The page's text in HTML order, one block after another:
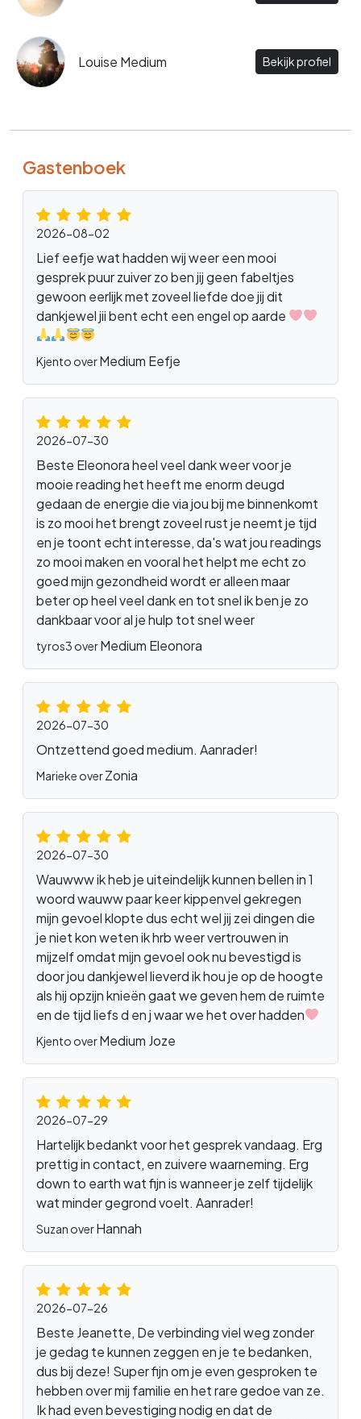
Louise Medium Bekijk profiel
Gastenboek
2026-08-02
Lief eefje wat hadden wij weer een mooi
gesprek puur zuiver zo ben jij geen fabeltjes
gewoon eerlijk met zoveel liefde doe jij dit
dankjewel jii bent echt een engel op aarde
Kjento overMedium Eefje
2026-07-30
Beste Eleonora heel veel dank weer voor je
mooie reading het heeft me enorm deugd
gedaan de energie die via jou bij me binnenkomt
is zo mooi het brengt zoveel rust je neemt je tijd
en je toont echt interesse, da's wat jou readings
zo mooi maken en vooral het helpt me echt zo
goed mijn gezondheid wordt er alleen maar
beter op heel veel dank en tot snel ik ben je zo
dankbaar voor al je hulp tot snel weer
tyros3 overMedium Eleonora
2026-07-30
Ontzettend goed medium. Aanrader!
Marieke overZonia
2026-07-30
Wauwww ik heb je uiteindelijk kunnen bellen in 1
woord wauww paar keer kippenvel gekregen
mijn gevoel klopte dus echt wel jij zei dingen die
je niet kon weten ik hrb weer vertrouwen in
mijzelf omdat mijn gevoel ook nu bevestigd is
door jou dankjewel lieverd ik hou je op de hoogte
als hij opzijn knieën gaat we geven hem de ruimte
en de tijd liefs d en j waar we het over hadden
Kjento overMedium Joze
2026-07-29
Hartelijk bedankt voor het gesprek vandaag. Erg
prettig in contact, en zuivere waarneming. Erg
down to earth wat fijn is wanneer je zelf tijdelijk
wat minder gegrond voelt. Aanrader!
Suzan overHannah
2026-07-26
Beste Jeanette, De verbinding viel weg zonder
je gedag te kunnen zeggen en je te bedanken,
dus bij deze! Super fijn om je even gesproken te
hebben over mij familie en het rare gedoe van ze.
Ik had even bevestiging nodig en dat de